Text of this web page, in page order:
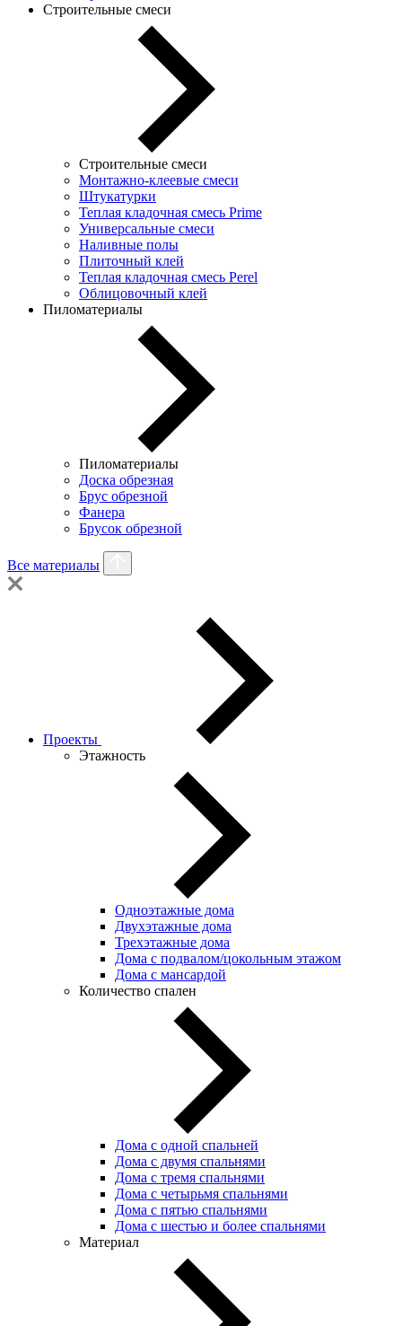
Строительные смеси
Строительные смеси
Монтажно-клеевые смеси
Штукатурки
Теплая кладочная смесь Prime
Универсальные смеси
Наливные полы
Плиточный клей
Теплая кладочная смесь Perel
Облицовочный клей
Пиломатериалы
Пиломатериалы
Доска обрезная
Брус обрезной
Фанера
Брусок обрезной
Все материалы
Проекты
Этажность
Одноэтажные дома
Двухэтажные дома
Трехэтажные дома
Дома с подвалом/цокольным этажом
Дома с мансардой
Количество спален
Дома с одной спальней
Дома с двумя спальнями
Дома с тремя спальнями
Дома с четырьмя спальнями
Дома с пятью спальнями
Дома с шестью и более спальнями
Материал